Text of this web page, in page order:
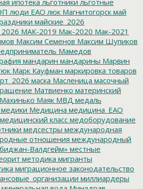
люди ЕАО люк Магнитогорск май
майские_2026
МАК-2019 Мак-2020 Мак-2021
Максим Семенов Максим Шупиков
Мамедов
мандарин мандарины Марвин
Марк Кауфман маркировка товаров
маска Масленица масочный
Матвиенко материнский
Махинько Маяк МВД медаль
медики Медицина медицина_ЕАО
медицинский класс медоборудование
медсестры международная
отношения международный
Валдгейм» местные
методика мигранты
миграционное законодательство
миллиардеры